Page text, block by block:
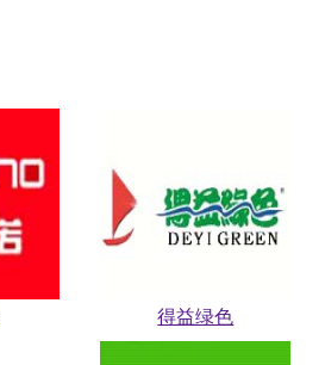
得益绿色